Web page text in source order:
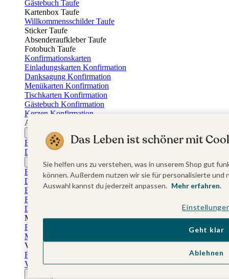
Gästebuch Taufe
Kartenbox Taufe
Willkommensschilder Taufe
Sticker Taufe
Absenderaufkleber Taufe
Fotobuch Taufe
Konfirmationskarten
Einladungskarten Konfirmation
Danksagung Konfirmation
Menükarten Konfirmation
Tischkarten Konfirmation
Gästebuch Konfirmation
Kerzen Konfirmation
Aufkleber zum Anlass Ihres Kindes
Firmungskarten
Einladungskarten Firmung
Dankeskarten Firmung
Jugendweihekarten
Einladungskarten Jugendweihe
Dankeskarten Jugendweihe
Einschulungskarten
Einladungskarten Einschulung
Danksagung Einschulung
Muttertag
Fotogeschenke Muttertag
Muttertagskarten
Vatertag
Fotogeschenke Vatertag
Vatertagskarten
Das Leben ist schöner mit
Sie helfen uns zu verstehen, was in unserem Shop gut
können. Außerdem nutzen wir sie für personalisierte
Auswahl kannst du jederzeit anpassen. Mehr erfahren.
Ablehnen
Geht klar